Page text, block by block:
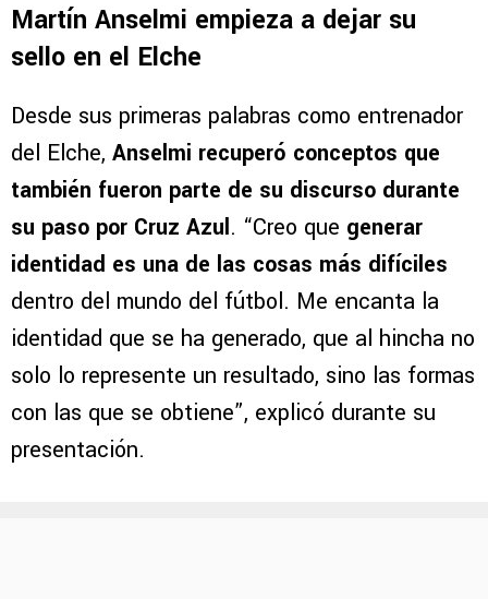
Martín Anselmi empieza a dejar su
sello en el Elche
Desde sus primeras palabras como entrenador
del Elche, Anselmi recuperó conceptos que
también fueron parte de su discurso durante
su paso por Cruz Azul. “Creo que generar
identidad es una de las cosas más difíciles
dentro del mundo del fútbol. Me encanta la
identidad que se ha generado, que al hincha no
solo lo represente un resultado, sino las formas
con las que se obtiene”, explicó durante su
presentación.